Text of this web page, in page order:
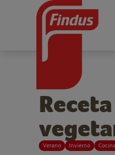
Verano Invierno